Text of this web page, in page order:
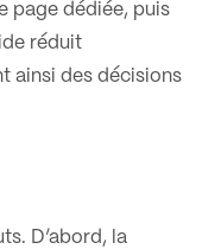
page dédiée, puis
réduit
ainsi des décisions
D’abord, la